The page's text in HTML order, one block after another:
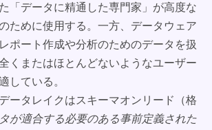
「データに精通した専門家」が高度な
ために使用する。一方、データウェア
ポート作成や分析のためのデータを扱
くまたはほとんどないようなユーザー
している。
データレイクはスキーマオンリード（格
が適合する必要のある事前定義された